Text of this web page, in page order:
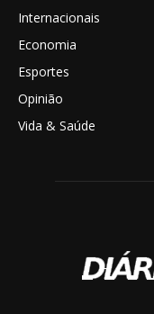
Internacionais
Economia
Esportes
Opinião
Vida & Saúde